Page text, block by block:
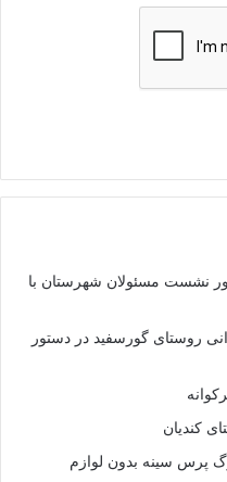
نشست مسئولان شهرستان با
روستای گورسفید در دستور
کندیان
پرس سینه بدون لوازم